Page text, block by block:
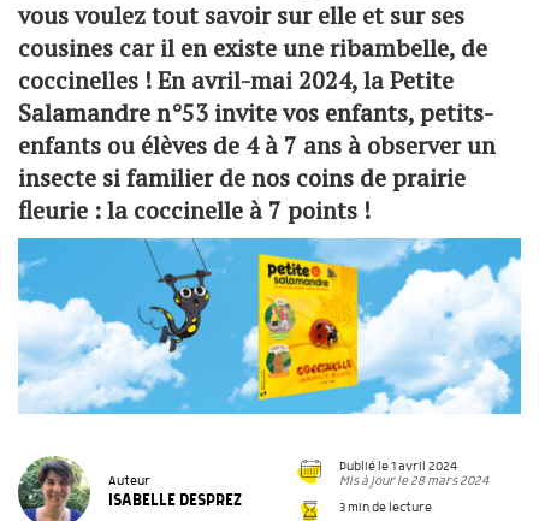
vous voulez tout savoir sur elle et sur ses
cousines car il en existe une ribambelle, de
coccinelles ! En avril-mai 2024, la Petite
Salamandre n°53 invite vos enfants, petits-
enfants ou élèves de 4 à 7 ans à observer un
insecte si familier de nos coins de prairie
fleurie : la coccinelle à 7 points !
Auteur
ISABELLE DESPREZ
Publié le 1 avril 2024
Mis à jour le 28 mars 2024
3 min de lecture